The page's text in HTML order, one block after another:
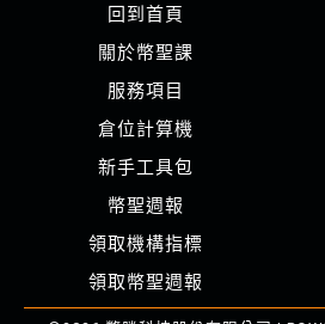
回到首頁
關於幣聖課
服務項目
倉位計算機
新手工具包
幣聖週報
領取機構指標
領取幣聖週報